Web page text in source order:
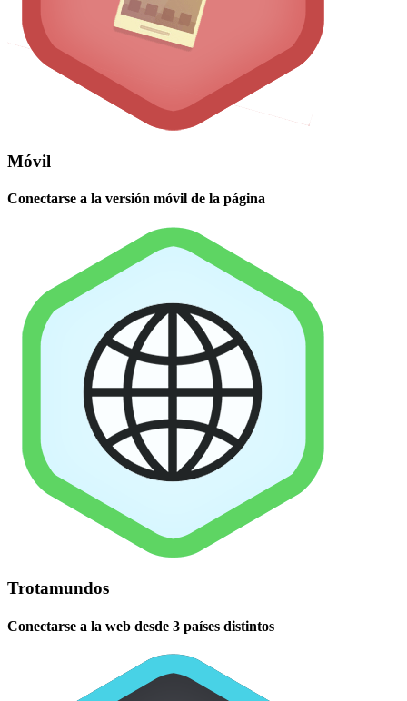
Móvil
Conectarse a la versión móvil de la página
Trotamundos
Conectarse a la web desde 3 países distintos